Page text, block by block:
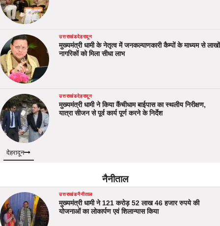
उत्तराखंडदेहरादून
मुख्यमंत्री धामी के नेतृत्व में जनकल्याणकारी कैम्पों के माध्यम से लाखों
नागरिकों को मिला सीधा लाभ
उत्तराखंडदेहरादून
मुख्यमंत्री धामी ने किया कैंचीधाम बाईपास का स्थलीय निरीक्षण,
यात्रा सीजन से पूर्व कार्य पूर्ण करने के निर्देश
देहरादून
नैनीताल
उत्तराखंडनैनीताल
मुख्यमंत्री धामी ने 121 करोड़ 52 लाख 46 हजार रुपये की
योजनाओं का लोकार्पण एवं शिलान्यास किया